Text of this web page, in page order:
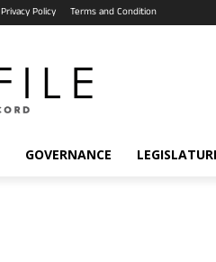
Privacy Policy Terms and Condition
GOVERNANCE